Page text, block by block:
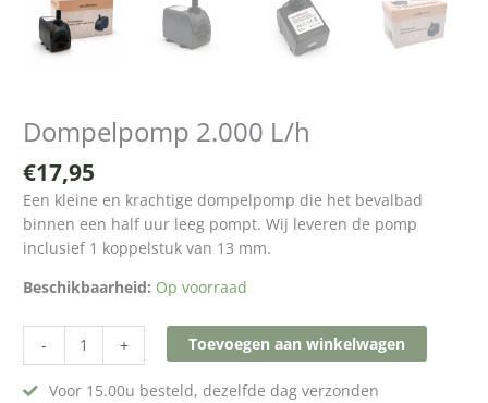
Dompelpomp 2.000 L/h
€17,95
Een kleine en krachtige dompelpomp die het bevalbad
binnen een half uur leeg pompt. Wij leveren de pomp
inclusief 1 koppelstuk van 13 mm.
Beschikbaarheid: Op voorraad
- + Toevoegen aan winkelwagen
Voor 15.00u besteld, dezelfde dag verzonden